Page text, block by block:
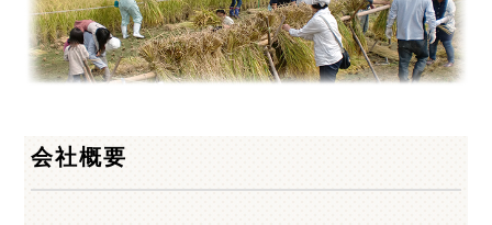
会社概要